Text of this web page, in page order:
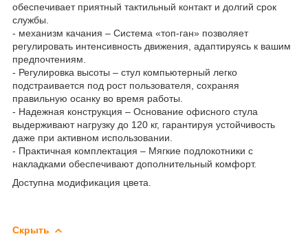
обеспечивает приятный тактильный контакт и долгий срок
службы.
- механизм качания – Система «топ-ган» позволяет
регулировать интенсивность движения, адаптируясь к вашим
предпочтениям.
- Регулировка высоты – стул компьютерный легко
подстраивается под рост пользователя, сохраняя
правильную осанку во время работы.
- Надежная конструкция – Основание офисного стула
выдерживают нагрузку до 120 кг, гарантируя устойчивость
даже при активном использовании.
- Практичная комплектация – Мягкие подлокотники с
накладками обеспечивают дополнительный комфорт.
Доступна модификация цвета.
Скрыть